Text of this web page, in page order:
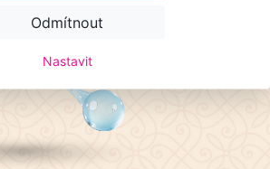
Odmítnout
Nastavit